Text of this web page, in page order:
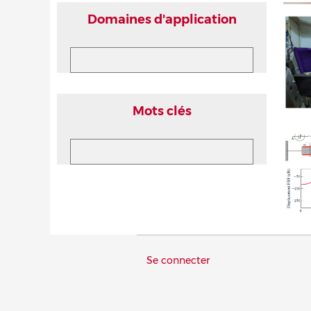
Domaines d'application
Mots clés
Menu
Se connecter